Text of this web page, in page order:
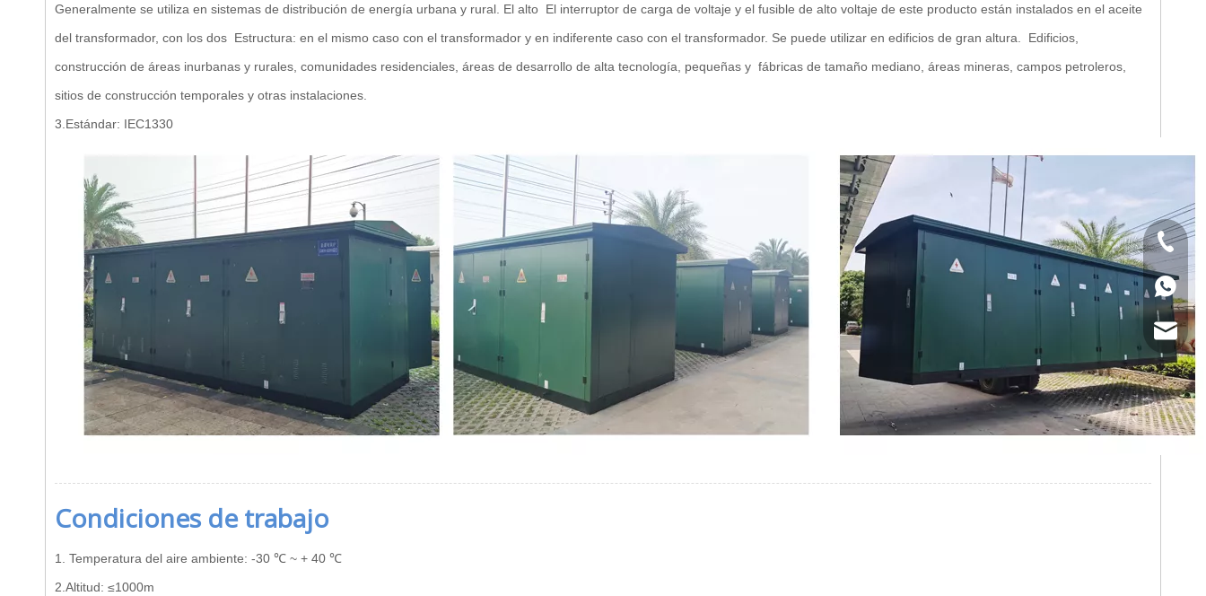
Generalmente se utiliza en sistemas de distribución de energía urbana y rural. El alto El interruptor de carga de voltaje y el fusible de alto voltaje de este producto están instalados en el aceite
del transformador, con los dos Estructura: en el mismo caso con el transformador y en indiferente caso con el transformador. Se puede utilizar en edificios de gran altura. Edificios,
construcción de áreas inurbanas y rurales, comunidades residenciales, áreas de desarrollo de alta tecnología, pequeñas y fábricas de tamaño mediano, áreas mineras, campos petroleros,
sitios de construcción temporales y otras instalaciones.
3.Estándar: IEC1330
Condiciones de trabajo
1. Temperatura del aire ambiente: -30 ℃ ~ + 40 ℃
2.Altitud: ≤1000m
+86
+86